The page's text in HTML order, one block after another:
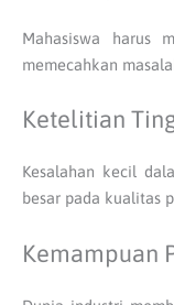
Mahasiswa harus
memecahkan
Ketelitian
Kesalahan kecil
besar pada kualitas
Kemampuan